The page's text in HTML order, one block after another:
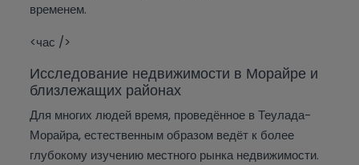
временем.
<час />
Исследование недвижимости в Морайре и
близлежащих районах
Для многих людей время, проведённое в Теулада-
Морайра, естественным образом ведёт к более
глубокому изучению местного рынка недвижимости.